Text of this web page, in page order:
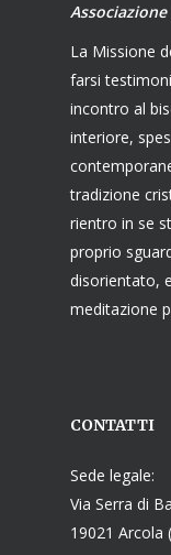
La Missione
farsi
incontro al
interiore,
tradizione
rientro in se
proprio
disorientato,
meditazione
CONTATTI
Sede legale:
Via Serra di
19021 Arcola